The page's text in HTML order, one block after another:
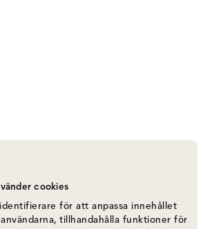
cookies
för att anpassa innehållet
tillhandahålla funktioner för